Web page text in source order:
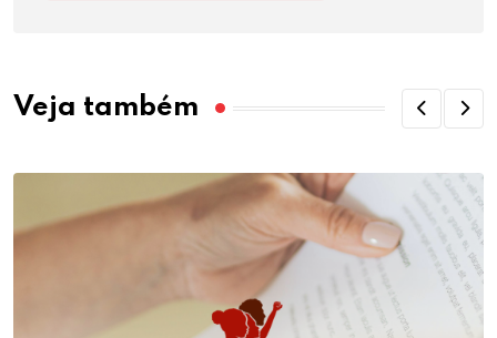
Veja também